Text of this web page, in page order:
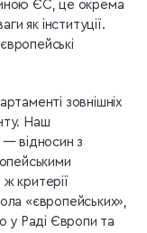
ЄС, це окрема
як інституції.
зовнішніх
Наш
— відносин з
критерії
«європейських»,
у Раді Європи та